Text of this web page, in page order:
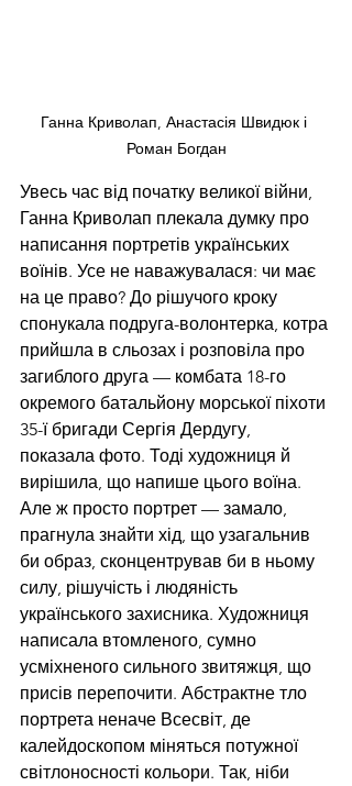
Ганна Криволап, Анастасія Швидюк і
Роман Богдан
Увесь час від початку великої війни,
Ганна Криволап плекала думку про
написання портретів українських
воїнів. Усе не наважувалася: чи має
на це право? До рішучого кроку
спонукала подруга-волонтерка, котра
прийшла в сльозах і розповіла про
загиблого друга — комбата 18-го
окремого батальйону морської піхоти
35-ї бригади Сергія Дердугу,
показала фото. Тоді художниця й
вирішила, що напише цього воїна.
Але ж просто портрет — замало,
прагнула знайти хід, що узагальнив
би образ, сконцентрував би в ньому
силу, рішучість і людяність
українського захисника. Художниця
написала втомленого, сумно
усміхненого сильного звитяжця, що
присів перепочити. Абстрактне тло
портрета неначе Всесвіт, де
калейдоскопом міняться потужної
світлоносності кольори. Так, ніби